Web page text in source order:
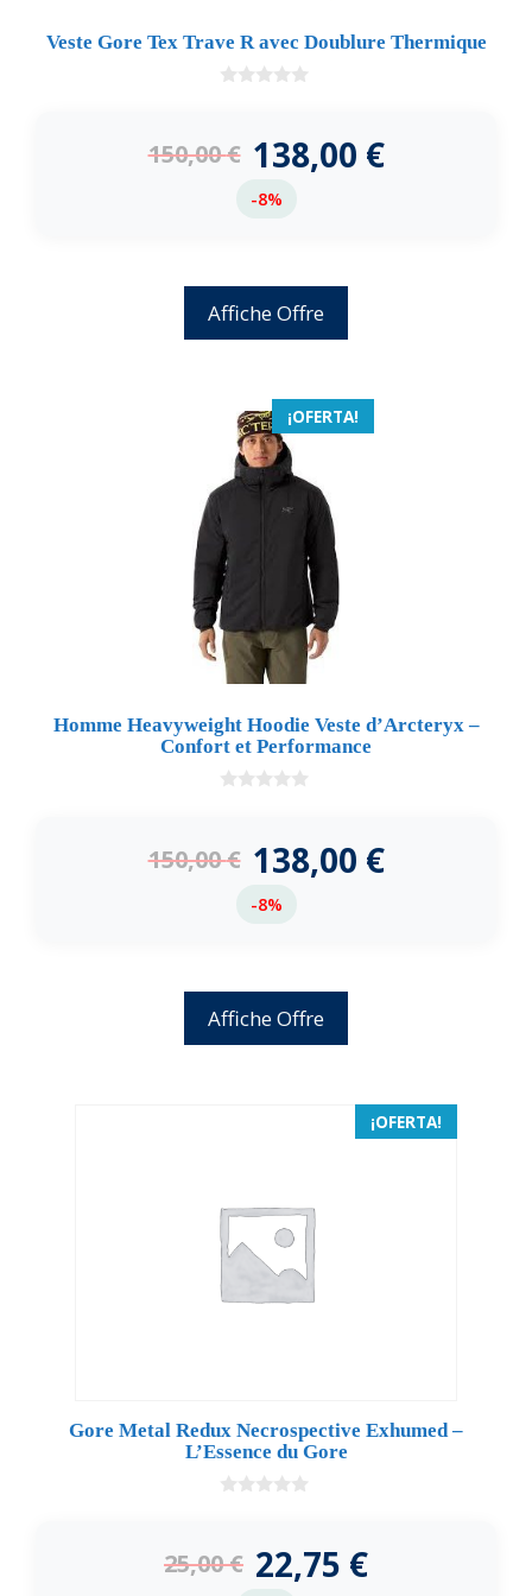
Veste Gore Tex Trave R avec Doublure Thermique
5
150,00€ 138,00 €
-8%
Affiche Offre
¡OFERTA!
Homme Heavyweight Hoodie Veste d’Arcteryx –
Confort et Performance
5
150,00€ 138,00 €
-8%
Affiche Offre
¡OFERTA!
Gore Metal Redux Necrospective Exhumed –
L’Essence du Gore
5
25,00€ 22,75 €